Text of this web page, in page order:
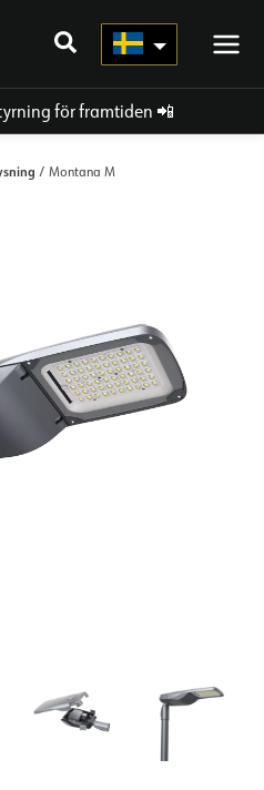
för framtiden 📲
/ Montana M